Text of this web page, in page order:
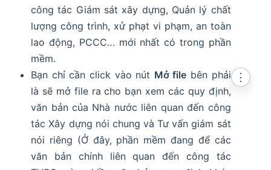
công tác Giám sát xây dựng, Quản lý chất
lượng công trình, xử phạt vi phạm, an toàn
lao động, PCCC… mới nhất có trong phần
mềm.
Bạn chỉ cần click vào nút Mở file bên phải
là sẽ mở file ra cho bạn xem các quy định,
văn bản của Nhà nước liên quan đến công
tác Xây dựng nói chung và Tư vấn giám sát
nói riêng (Ở đây, phần mềm đang để các
văn bản chính liên quan đến công tác
⋮